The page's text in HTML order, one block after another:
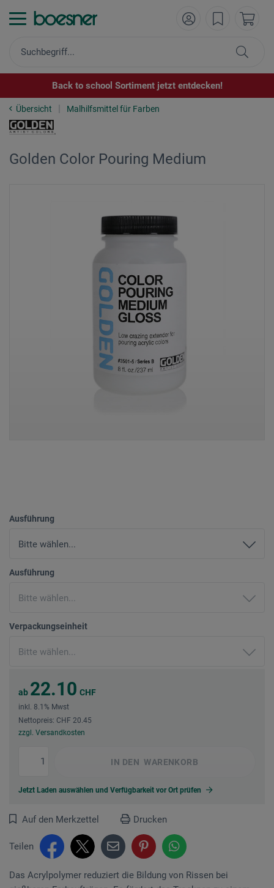
Back to school Sortiment jetzt entdecken!
Übersicht Malhilfsmittel für Farben
Golden Color Pouring Medium
Ausführung
Ausführung
Verpackungseinheit
ab 22.10 CHF
inkl. 8.1% Mwst
Nettopreis: CHF 20.45
zzgl. Versandkosten
IN DEN WARENKORB
Jetzt Laden auswählen und Verfügbarkeit vor Ort prüfen
Auf den Merkzettel Drucken
Teilen
Das Acrylpolymer reduziert die Bildung von Rissen bei